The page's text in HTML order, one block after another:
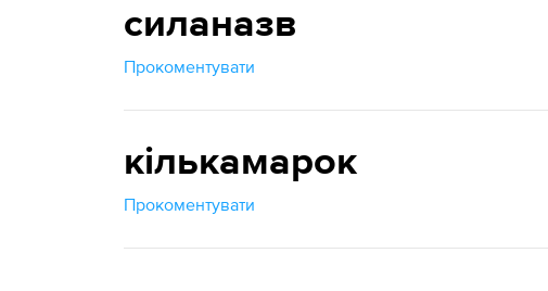
силаназв
Прокоментувати
кількамарок
Прокоментувати